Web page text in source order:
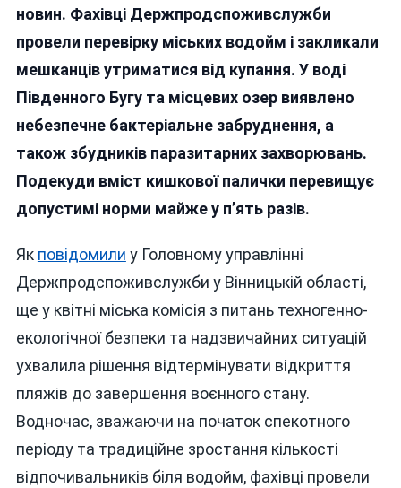
Вінниці
Кишкову
Паличку
Паразитів:
На
Пляжах
«Купатися
новин. Фахівці Держпродспоживслужби
провели перевірку міських водойм і закликали
мешканців утриматися від купання. У воді
Південного Бугу та місцевих озер виявлено
небезпечне бактеріальне забруднення, а
також збудників паразитарних захворювань.
Подекуди вміст кишкової палички перевищує
допустимі норми майже у п’ять разів.
Як повідомили у Головному управлінні
Держпродспоживслужби у Вінницькій області,
ще у квітні міська комісія з питань техногенно-
екологічної безпеки та надзвичайних ситуацій
ухвалила рішення відтермінувати відкриття
пляжів до завершення воєнного стану.
Водночас, зважаючи на початок спекотного
періоду та традиційне зростання кількості
відпочивальників біля водойм, фахівці провели